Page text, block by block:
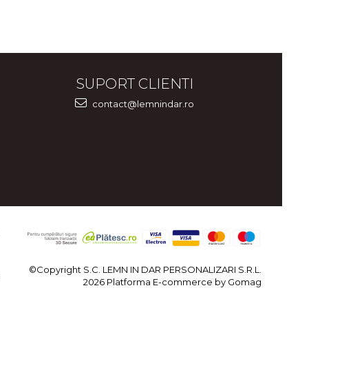
SUPORT CLIENTI
contact@lemnindar.ro
©Copyright S.C. LEMN IN DAR PERSONALIZARI S.R.L.
2026 Platforma E-commerce by Gomag